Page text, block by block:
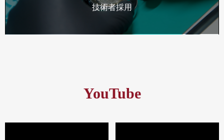
技術者採用
YouTube